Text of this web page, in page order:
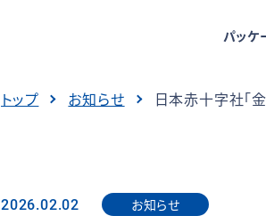
パッケ
トップ お知らせ 日本赤十字社「
2026.02.02 お知らせ